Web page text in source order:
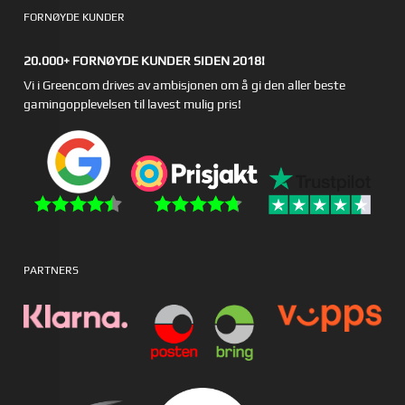
FORNØYDE KUNDER
20.000+ FORNØYDE KUNDER SIDEN 2018!
Vi i Greencom drives av ambisjonen om å gi den aller beste
gamingopplevelsen til lavest mulig pris!
PARTNERS